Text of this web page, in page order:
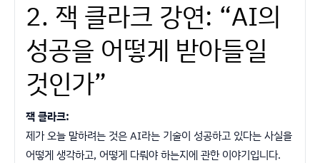
2. 잭 클라크 강연: “AI의
성공을 어떻게 받아들일
것인가”
잭 클라크:
제가 오늘 말하려는 것은 AI라는 기술이 성공하고 있다는 사실을
어떻게 생각하고, 어떻게 다뤄야 하는지에 관한 이야기입니다.